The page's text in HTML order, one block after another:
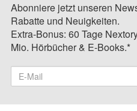
Abonniere jetzt unseren
Rabatte und Neuigkeiten.
Extra-Bonus: 60 Tage
Mio. Hörbücher & E-Books.*